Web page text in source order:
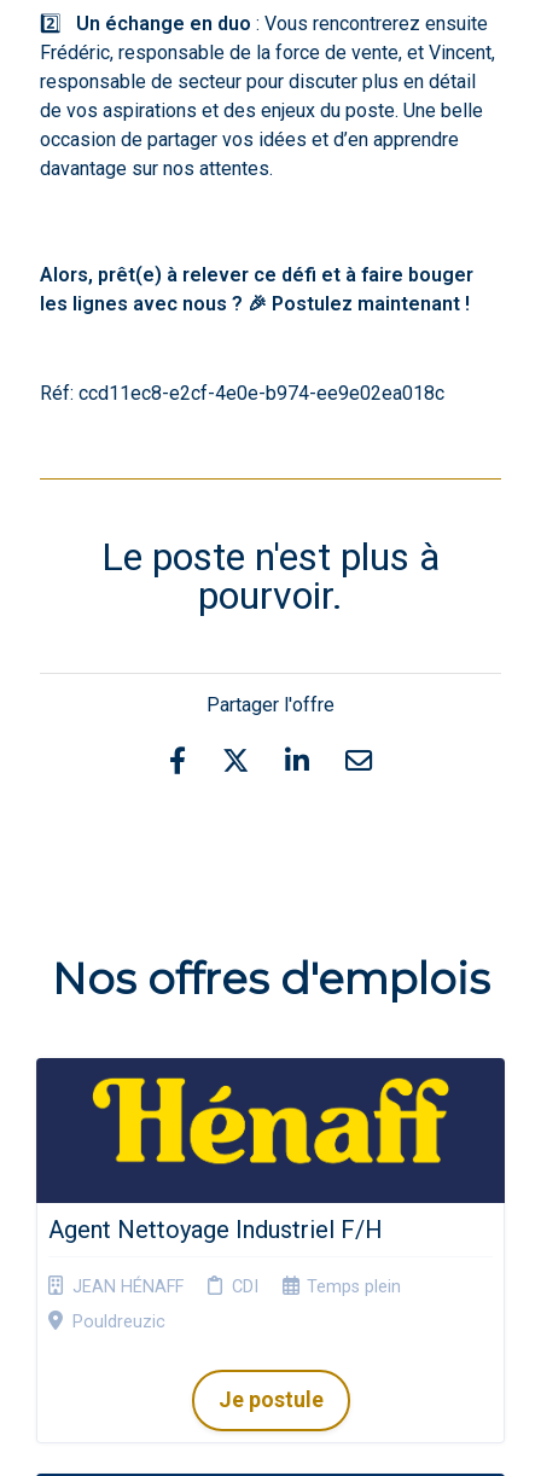
2️⃣ Un échange en duo : Vous rencontrerez ensuite
Frédéric, responsable de la force de vente, et Vincent,
responsable de secteur pour discuter plus en détail
de vos aspirations et des enjeux du poste. Une belle
occasion de partager vos idées et d’en apprendre
davantage sur nos attentes.
Alors, prêt(e) à relever ce défi et à faire bouger
les lignes avec nous ? 🎉 Postulez maintenant !
Réf: ccd11ec8-e2cf-4e0e-b974-ee9e02ea018c
Le poste n'est plus à
pourvoir.
Partager l'offre
Nos offres d'emplois
Agent Nettoyage Industriel F/H
JEAN HÉNAFF CDI
Temps plein
Pouldreuzic
Je postule